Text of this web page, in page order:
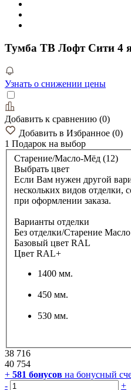
Тумба ТВ Лофт Сити 4
Узнать о снижении цены
Добавить к сравнению (0)
Добавить в Избранное (0)
1 Подарок на выбор
Старение/Масло-Мёд (12)
Выбрать цвет
Если Вам нужен другой
нескольких видов отделки,
при оформлении заказа.
Варианты отделки
Без отделки/Старение Масло
Базовый цвет RAL
Цвет RAL+
1400 мм.
450 мм.
530 мм.
38 716
40 754
+ 581 бонусов на бонусный
-
+